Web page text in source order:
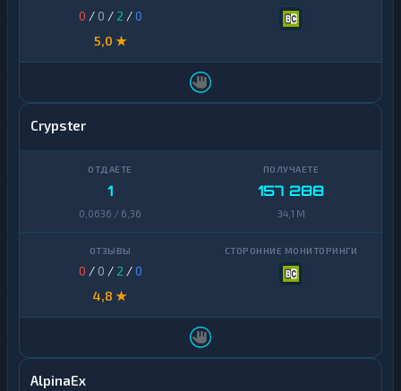
0 / 0 / 2 /0
5,0 ★
Crypster
1
0,0636 / 6,36
157 288
34,1 M
0 / 0 / 2 /0
4,8 ★
AlpinaEx